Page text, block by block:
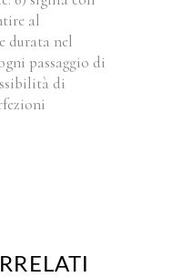
al
durata nel
passaggio di
di